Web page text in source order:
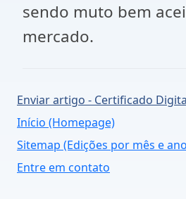
sendo muto bem
mercado.
Enviar artigo - Certificado
Início (Homepage)
Sitemap (Edições por mês e
Entre em contato